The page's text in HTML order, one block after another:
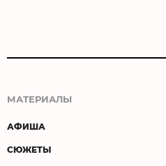
МАТЕРИАЛЫ
АФИША
СЮЖЕТЫ